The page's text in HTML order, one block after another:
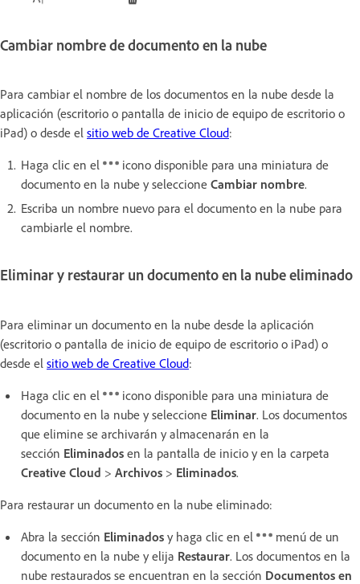
Cambiar nombre de documento en la nube
Para cambiar el nombre de los documentos en la nube desde la
aplicación (escritorio o pantalla de inicio de equipo de escritorio o
iPad) o desde el sitio web de Creative Cloud:
Haga clic en el
icono disponible para una miniatura de
documento en la nube y seleccione Cambiar nombre.
Escriba un nombre nuevo para el documento en la nube para
cambiarle el nombre.
Eliminar y restaurar un documento en la nube eliminado
Para eliminar un documento en la nube desde la aplicación
(escritorio o pantalla de inicio de equipo de escritorio o iPad) o
desde el sitio web de Creative Cloud:
Haga clic en el
icono disponible para una miniatura de
documento en la nube y seleccione Eliminar. Los documentos
que elimine se archivarán y almacenarán en la
sección Eliminados en la pantalla de inicio y en la carpeta
Creative Cloud > Archivos > Eliminados.
Para restaurar un documento en la nube eliminado:
Abra la sección Eliminados y haga clic en el
menú de un
documento en la nube y elija Restaurar. Los documentos en la
nube restaurados se encuentran en la sección Documentos en